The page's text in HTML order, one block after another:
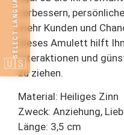
verbessern,
mehr Kunden und
dieses Amulett hilft
Interaktionen und
zu ziehen.
Material: Heiliges Zinn
Zweck: Anziehung,
Länge: 3,5 cm
SELECT LANGUAGE
🇺🇸